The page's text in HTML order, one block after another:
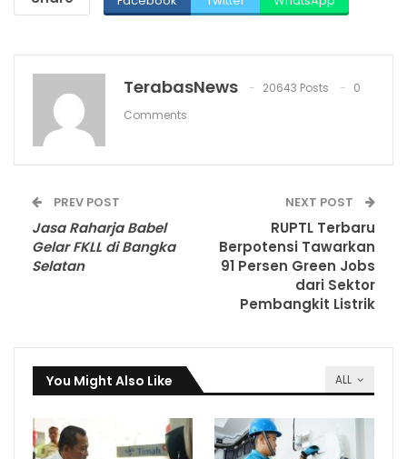
TerabasNews 20643 Posts
0
Comments
PREV POST
Jasa Raharja Babel
Gelar FKLL di Bangka
Selatan
NEXT POST
RUPTL Terbaru
Berpotensi Tawarkan
91 Persen Green Jobs
dari Sektor
Pembangkit Listrik
ALL
You Might Also Like